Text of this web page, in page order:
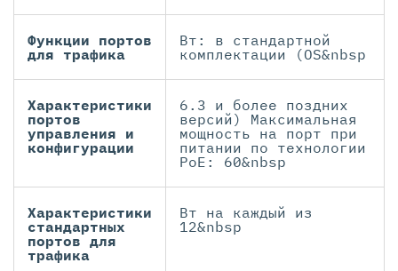
Функции портов
для трафика
Вт: в стандартной
комплектации (OS&nbsp
Характеристики
портов
управления и
конфигурации
6.3 и более поздних
версий) Максимальная
мощность на порт при
питании по технологии
PoE: 60&nbsp
Характеристики
стандартных
портов для
трафика
Вт на каждый из
12&nbsp